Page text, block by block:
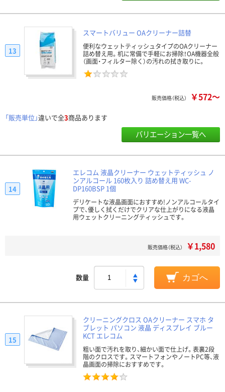
スマートバリュー OAクリーナー詰替
便利なウェットティッシュタイプのOAクリーナー
詰め替え用。机に常備で手軽にお掃除！OA機器全般
（画面・フィルター除く）の汚れの拭き取りに。
13
販売価格（税込） ￥572～
「販売単位」違いで全3商品あります
バリエーション一覧へ
エレコム 液晶クリーナー ウェットティッシュ ノ
ンアルコール 160枚入り 詰め替え用 WC-
DP160BSP 1個
デリケートな液晶画面におすすめ!ノンアルコールタイ
プで、優しく拭くだけでクリアな仕上がりになる液晶
用ウェットクリーニングティッシュです。
14
販売価格（税込） ￥1,580
数量 カゴへ
クリーニングクロス OAクリーナー スマホ タ
ブレット パソコン 液晶 ディスプレイ ブルー
KCT エレコム
粗い面で汚れを取り、細かい面で仕上げ。表裏2段
階のクロスです。スマートフォンやノートPC等、液
晶画面の掃除におすすめです。
15